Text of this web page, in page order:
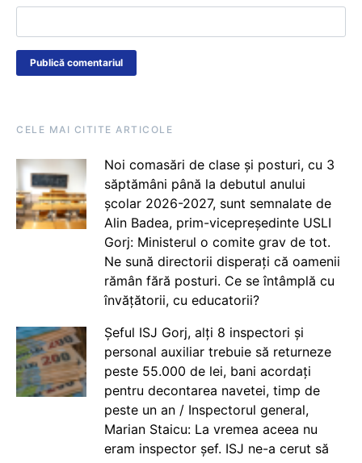
CELE MAI CITITE ARTICOLE
Noi comasări de clase și posturi, cu 3
săptămâni până la debutul anului
școlar 2026-2027, sunt semnalate de
Alin Badea, prim-vicepreședinte USLI
Gorj: Ministerul o comite grav de tot.
Ne sună directorii disperați că oamenii
rămân fără posturi. Ce se întâmplă cu
învățătorii, cu educatorii?
Șeful ISJ Gorj, alți 8 inspectori și
personal auxiliar trebuie să returneze
peste 55.000 de lei, bani acordați
pentru decontarea navetei, timp de
peste un an / Inspectorul general,
Marian Staicu: La vremea aceea nu
eram inspector șef. ISJ ne-a cerut să